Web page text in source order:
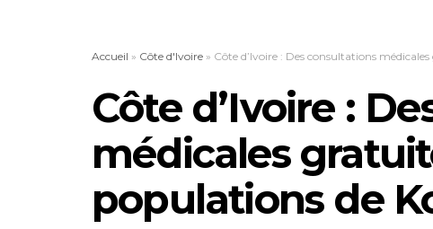
Accueil » Côte d'Ivoire » Côte d’Ivoire : Des consultations
Côte d’Ivoire :
médicales
populations de